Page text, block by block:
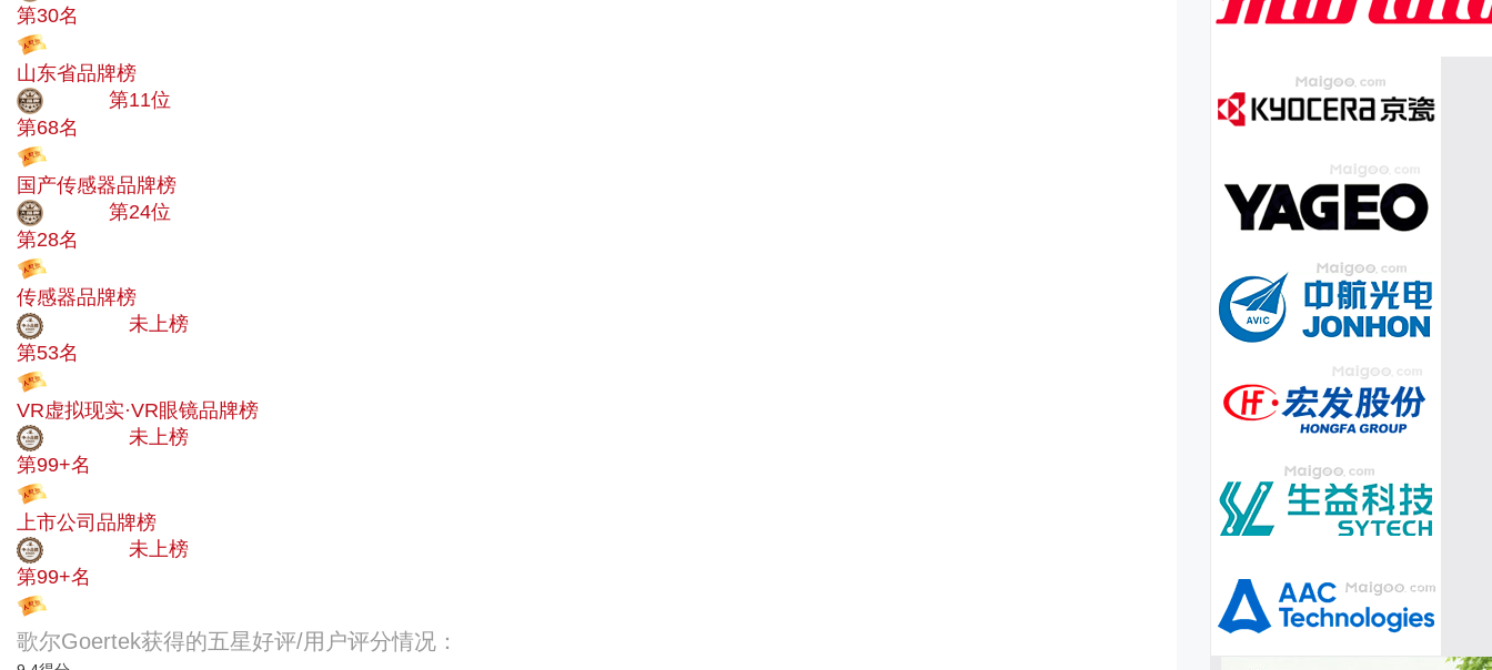
第30名
山东省品牌榜
第11位
第68名
国产传感器品牌榜
第24位
第28名
传感器品牌榜
未上榜
第53名
VR虚拟现实·VR眼镜品牌榜
未上榜
第99+名
上市公司品牌榜
未上榜
第99+名
歌尔Goertek获得的五星好评/用户评分情况：